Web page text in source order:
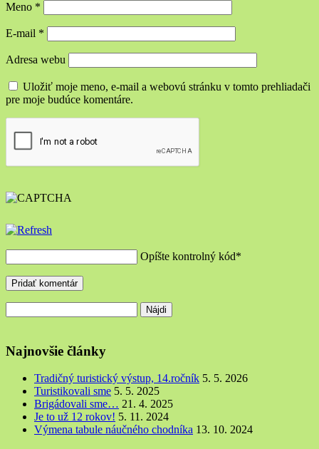
Meno *
E-mail *
Adresa webu
Uložiť moje meno, e-mail a webovú stránku v tomto prehliadači
pre moje budúce komentáre.
Opíšte kontrolný kód*
Najnovšie články
Tradičný turistický výstup, 14.ročník 5. 5. 2026
Turistikovali sme 5. 5. 2025
Brigádovali sme… 21. 4. 2025
Je to už 12 rokov! 5. 11. 2024
Výmena tabule náučného chodníka 13. 10. 2024